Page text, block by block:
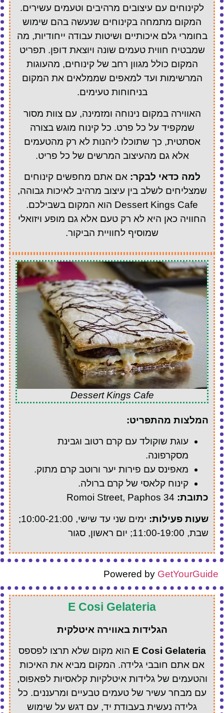
לקינוחים עם עיצובים מרהיבים וטעמים עשירים.
המקום מתמחה בקינוחים שנעשה בהם שימוש
בחומרי גלם איכותיים ושיטות עבודה ייחודיות, מה
שמבטיח חווית טעמים שונה ויוצאת דופן. תפריט
המקום כולל מגוון רחב של קינוחים, מהעוגות
המרשימות ועד למאפים שממלאים את המקום
בניחוחות טעימים.
האווירה במקום נינוחה ומזמינה, עם צוות מסור
שמקפיד על כל פרט. כל קינוח מוגש בצורה
אסתטית, כך שתוכלו ליהנות לא רק מהטעמים
אלא גם מהעיצוב המרשים של כל פריט.
למה כדאי לבקר: אם אתם מחפשים קינוחים
שמצליחים לשלב בין עיצוב מרהיב לאיכות גבוהה,
Dessert Kings Cafe הוא המקום בשבילכם.
החוויה כאן היא לא רק טעם אלא גם מופע ויזואלי
שמוסיף לחוויית הביקור.
Dessert Kings Cafe
המלצות מהתפריט:
עוגת שוקולד עם קרם רטוב וגבינת
מסקרפונה.
מאפינס עם פירות יער ורוטב קרם מתוק.
קינוח קלאסי של קרם ברולה.
כתובת:
שעות פעילות:
ימים שני עד שישי, 10:00-21:00;
שבת, 11:00-19:00; יום ראשון, סגור
Powered by GetYourGuide
E Cosi Gelateria
הגלידות באווירה איטלקית
E Cosi Gelateria הוא מקום שלא תרצו לפספס
אם אתם חובבי גלידה. המקום מביא את האיכות
והטעמים של גלידות איטלקיות קלאסיות לפאפוס,
עם מבחר עשיר של טעמים טבעיים ומרעננים. כל
גלידה נעשית בעבודת יד, עם דגש על שימוש